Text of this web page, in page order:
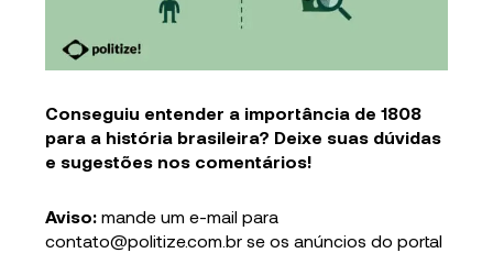
Conseguiu entender a importância de 1808
para a história brasileira? Deixe suas dúvidas
e sugestões nos comentários!
Aviso: mande um e-mail para
contato@politize.com.br se os anúncios do portal